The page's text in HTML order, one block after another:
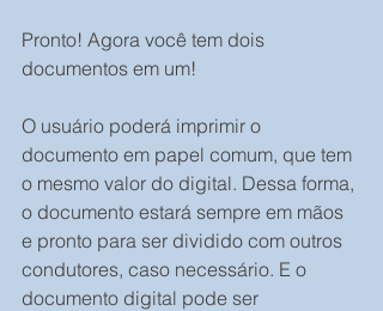
Pronto! Agora você tem dois
documentos em um!
O usuário poderá imprimir o
documento em papel comum, que tem
o mesmo valor do digital. Dessa forma,
o documento estará sempre em mãos
e pronto para ser dividido com outros
condutores, caso necessário. E o
documento digital pode ser